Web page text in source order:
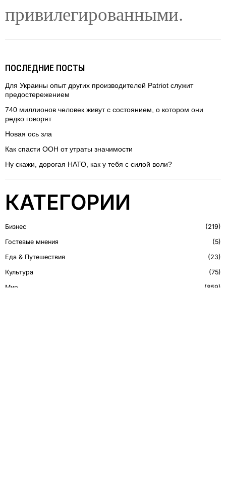
привилегированными.
ПОСЛЕДНИЕ ПОСТЫ
Для Украины опыт других производителей Patriot служит
предостережением
740 миллионов человек живут с состоянием, о котором они
редко говорят
Новая ось зла
Как спасти ООН от утраты значимости
Ну скажи, дорогая НАТО, как у тебя с силой воли?
КАТЕГОРИИ
Бизнес
219
Гостевые мнения
5
Еда & Путешествия
23
Культура
75
Мир
859